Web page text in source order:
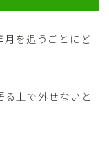
を追うごとにど
上で外せないと